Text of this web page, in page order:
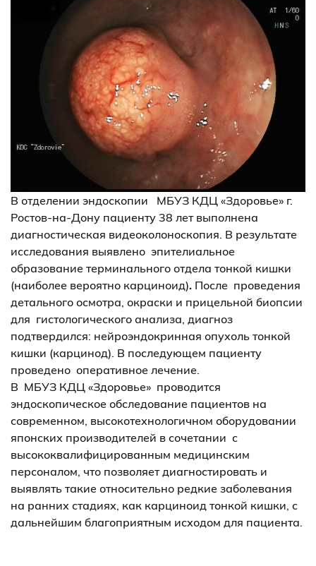
В отделении эндоскопии МБУЗ КДЦ «Здоровье» г.
Ростов-на-Дону пациенту 38 лет выполнена
диагностическая видеоколоноскопия. В результате
исследования выявлено эпителиальное
образование терминального отдела тонкой кишки
(наиболее вероятно карциноид). После проведения
детального осмотра, окраски и прицельной биопсии
для гистологического анализа, диагноз
подтвердился: нейроэндокринная опухоль тонкой
кишки (карцинод). В последующем пациенту
проведено оперативное лечение.
В МБУЗ КДЦ «Здоровье» проводится
эндоскопическое обследование пациентов на
современном, высокотехнологичном оборудовании
японских производителей в сочетании с
высококвалифицированным медицинским
персоналом, что позволяет диагностировать и
выявлять такие относительно редкие заболевания
на ранних стадиях, как карциноид тонкой кишки, с
дальнейшим благоприятным исходом для пациента.